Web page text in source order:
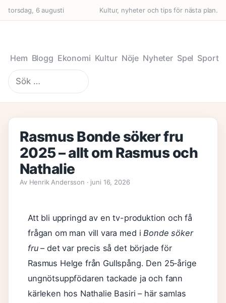
torsdag, 6 augusti Kultur, nyheter och tips för nästa plan.
Hem Blogg Ekonomi Kultur Nöje Nyheter Spel Sport
Sök
efter:
Rasmus Bonde söker fru
2025 – allt om Rasmus och
Nathalie
Av Henrik Andersson · juni 16, 2026
Att bli uppringd av en tv-produktion och få
frågan om man vill vara med iBonde söker
fru– det var precis så det började för
Rasmus Helge från Gullspång. Den 25‑årige
ungnötsuppfödaren tackade ja och fann
kärleken hos Nathalie Basiri – här samlas